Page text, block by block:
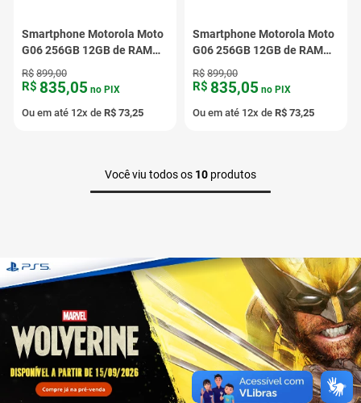
Smartphone Motorola Moto
G06 256GB 12GB de RAM
Verde
R$ 899,00
R$ 835,05 no PIX
Ou em até 12x de R$ 73,25
Smartphone Motorola Moto
G06 256GB 12GB de RAM
Bege
R$ 899,00
R$ 835,05 no PIX
Ou em até 12x de R$ 73,25
Você viu todos os 10 produtos